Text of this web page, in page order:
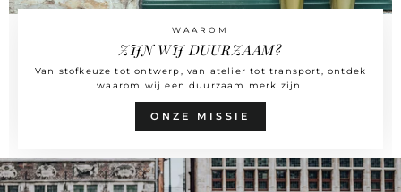
WAAROM
ZIJN WIJ DUURZAAM?
Van stofkeuze tot ontwerp, van atelier tot transport, ontdek
waarom wij een duurzaam merk zijn.
ONZE MISSIE